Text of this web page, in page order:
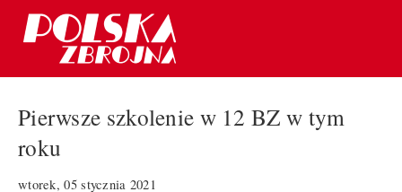
Pierwsze szkolenie w 12 BZ w tym
roku
wtorek, 05 stycznia 2021